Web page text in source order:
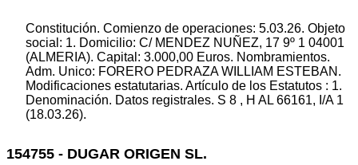
Constitución. Comienzo de operaciones: 5.03.26. Objeto
social: 1. Domicilio: C/ MENDEZ NUÑEZ, 17 9º 1 04001
(ALMERIA). Capital: 3.000,00 Euros. Nombramientos.
Adm. Unico: FORERO PEDRAZA WILLIAM ESTEBAN.
Modificaciones estatutarias. Artículo de los Estatutos : 1.
Denominación. Datos registrales. S 8 , H AL 66161, I/A 1
(18.03.26).
154755 - DUGAR ORIGEN SL.